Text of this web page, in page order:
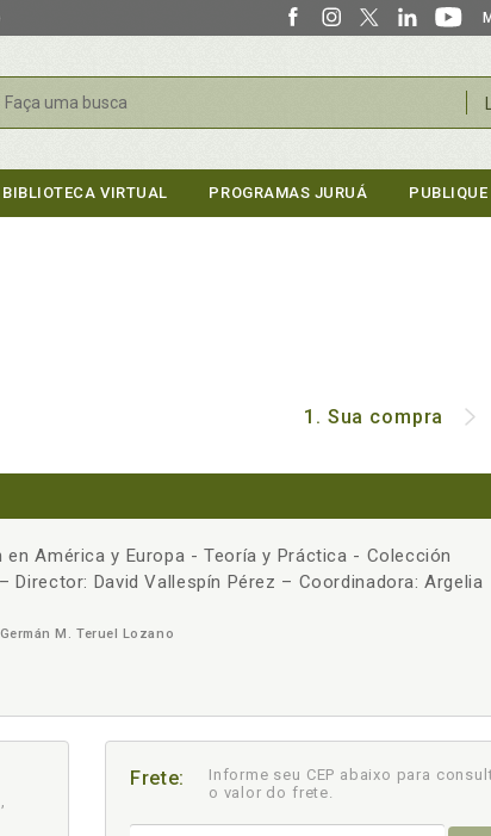
Buscar
BIBLIOTECA VIRTUAL PROGRAMAS JURUÁ
1. Sua compra
en América y Europa - Teoría y Práctica - Colección
Director: David Vallespín Pérez – Coordinadora: Argelia
M. Teruel Lozano
+
Frete:
Informe seu CEP abaixo para
o valor do frete.